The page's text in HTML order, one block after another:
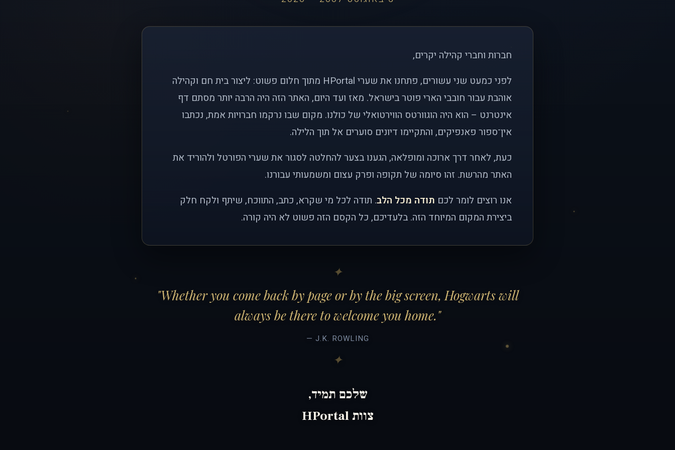
חברות וחברי קהילה יקרים,
לפני כמעט שני עשורים, פתחנו את שערי HPortal מתוך חלום פשוט: ליצור בית חם וקהילה
אוהבת עבור חובבי הארי פוטר בישראל. מאז ועד היום, האתר הזה היה הרבה יותר מסתם דף
אינטרנט – הוא היה הוגוורטס הווירטואלי של כולנו. מקום שבו נרקמו חברויות אמת, נכתבו
אין־ספור פאנפיקים, והתקיימו דיונים סוערים אל תוך הלילה.
כעת, לאחר דרך ארוכה ומופלאה, הגענו בצער להחלטה לסגור את שערי הפורטל ולהוריד את
האתר מהרשת. זהו סיומה של תקופה ופרק עצום ומשמעותי עבורנו.
אנו רוצים לומר לכם תודה מכל הלב. תודה לכל מי שקרא, כתב, התווכח, שיתף ולקח חלק
ביצירת המקום המיוחד הזה. בלעדיכם, כל הקסם הזה פשוט לא היה קורה.
"Whether you come back by page or by the big screen, Hogwarts will
always be there to welcome you home."
— J.K. ROWLING
שלכם תמיד,
צוות HPortal